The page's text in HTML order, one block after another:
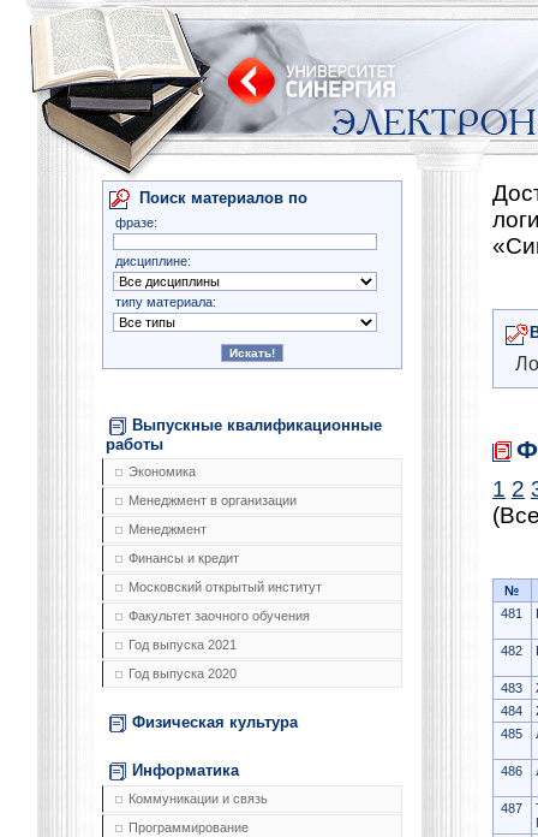
Поиск материалов по
фразе:
дисциплине:
типу материала:
Выпускные квалификационные
работы
Экономика
Менеджмент в организации
Менеджмент
Финансы и кредит
Московский открытый институт
Факультет заочного обучения
Год выпуска 2021
Год выпуска 2020
Физическая культура
Информатика
Коммуникации и связь
Программирование
1 2
№
481
482
483
484
485
486
487